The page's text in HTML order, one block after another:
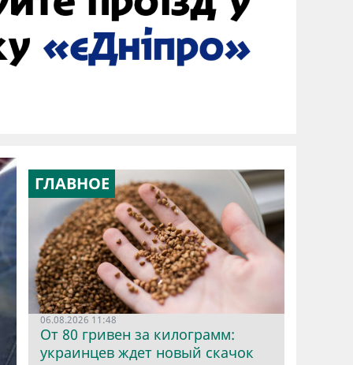
ГЛАВНОЕ
06.08.2026 11:48
От 80 гривен за килограмм:
украинцев ждет новый скачок